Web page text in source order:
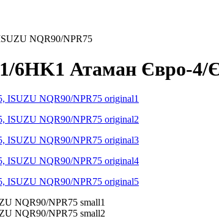
NQR90/NPR75
6HK1 Атаман Євро-4/